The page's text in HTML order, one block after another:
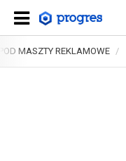
MASZTY REKLAMOWE